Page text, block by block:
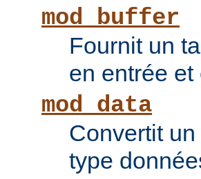
mod_buffer
Fournit un
en entrée et
mod_data
Convertit
type